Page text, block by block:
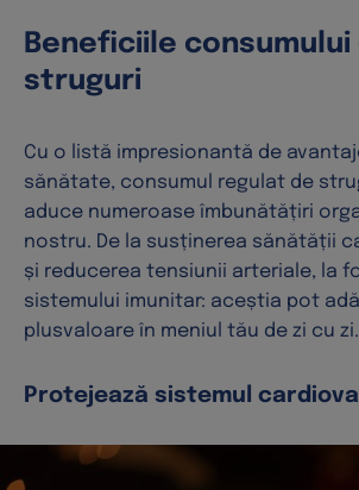
Beneficiile consumului
struguri
Cu o listă impresionantă de
sănătate, consumul regulat de
aduce numeroase îmbunătățiri
nostru. De la susținerea sănătății
și reducerea tensiunii arteriale, la
sistemului imunitar: aceștia pot
plusvaloare în meniul tău de zi cu zi.
Protejează sistemul